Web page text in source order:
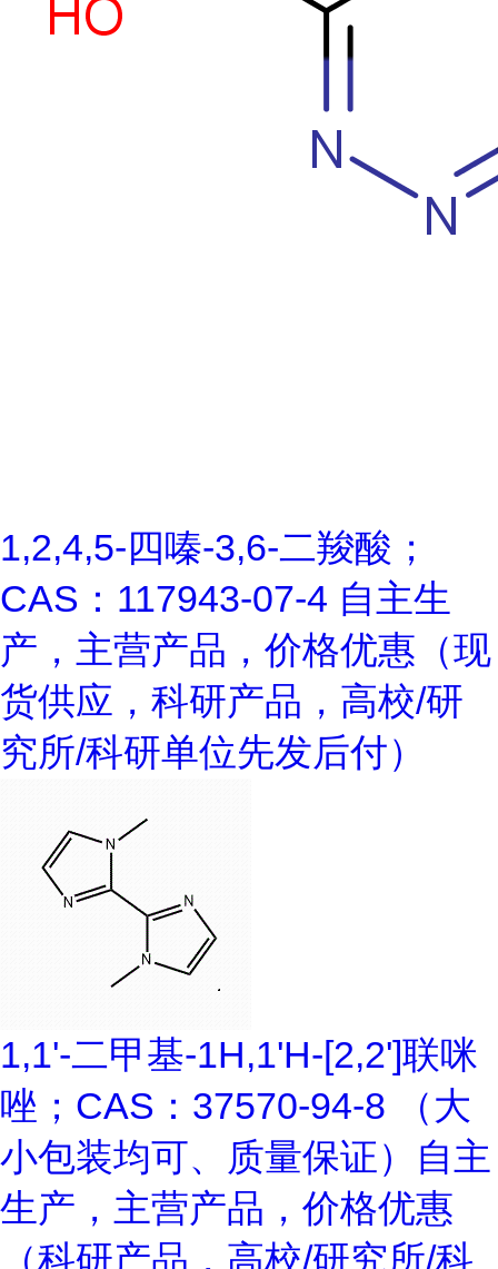
1,2,4,5-四嗪-3,6-二羧酸；
CAS：117943-07-4 自主生
产，主营产品，价格优惠（现
货供应，科研产品，高校/研
究所/科研单位先发后付）
1,1'-二甲基-1H,1'H-[2,2']联咪
唑；CAS：37570-94-8 （大
小包装均可、质量保证）自主
生产，主营产品，价格优惠
（科研产品，高校/研究所/科